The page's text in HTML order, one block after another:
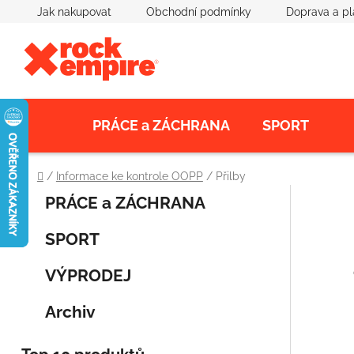
obsah
Jak nakupovat Obchodní podmínky Doprava a
PRÁCE a ZÁCHRANA SPORT
Domů
/ Informace ke kontrole OOPP / Přilby
s
n
Přeskočit
kategorie
e
PRÁCE a ZÁCHRANA
SPORT
VÝPRODEJ
Archiv